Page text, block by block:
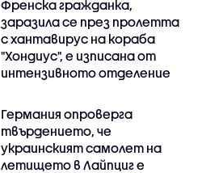
Френска гражданка,
заразила се през пролетта
с хантавирус на кораба
"Хондиус", е изписана от
интензивното отделение
Германия опроверга
твърдението, че
украинският самолет на
летището в Лайпциг е